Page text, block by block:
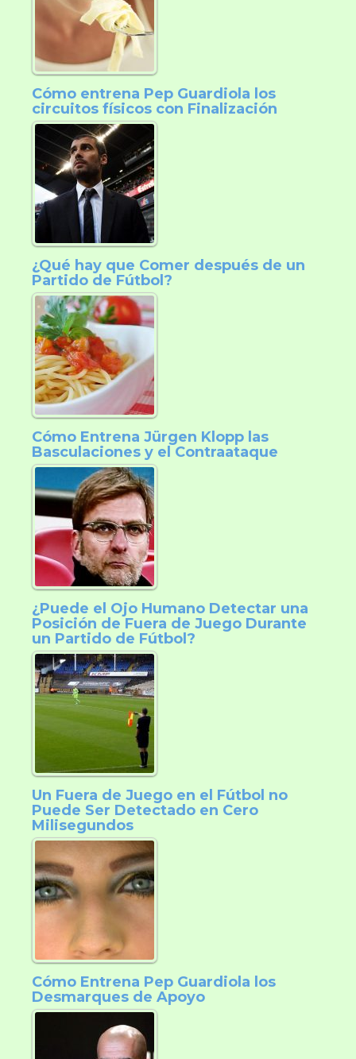
Cómo entrena Pep Guardiola los
circuitos físicos con Finalización
¿Qué hay que Comer después de un
Partido de Fútbol?
Cómo Entrena Jürgen Klopp las
Basculaciones y el Contraataque
¿Puede el Ojo Humano Detectar una
Posición de Fuera de Juego Durante
un Partido de Fútbol?
Un Fuera de Juego en el Fútbol no
Puede Ser Detectado en Cero
Milisegundos
Cómo Entrena Pep Guardiola los
Desmarques de Apoyo